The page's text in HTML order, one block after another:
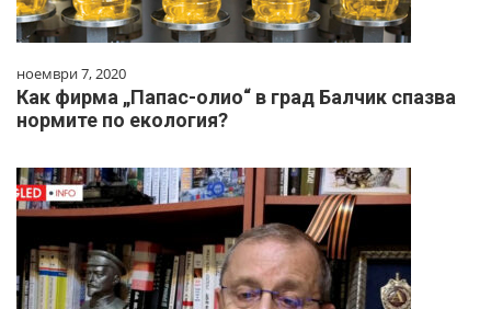
ноември 7, 2020
Как фирма „Папас-олио“ в град Балчик спазва
нормите по екология?